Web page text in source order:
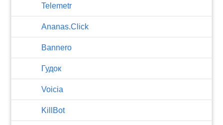
Telemetr
Ananas.Click
Bannero
Гудок
Voicia
KillBot